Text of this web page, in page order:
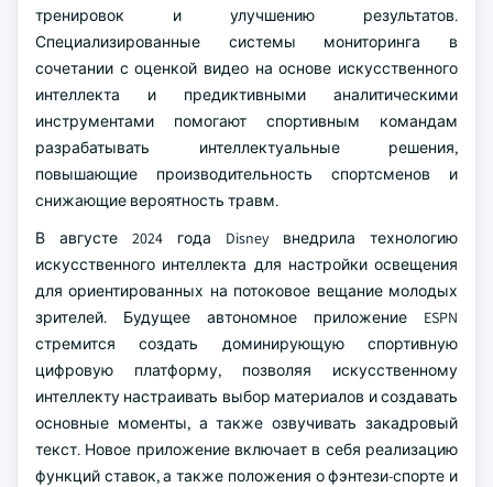
тренировок и улучшению результатов.
Специализированные системы мониторинга в
сочетании с оценкой видео на основе искусственного
интеллекта и предиктивными аналитическими
инструментами помогают спортивным командам
разрабатывать интеллектуальные решения,
повышающие производительность спортсменов и
снижающие вероятность травм.
В августе 2024 года Disney внедрила технологию
искусственного интеллекта для настройки освещения
для ориентированных на потоковое вещание молодых
зрителей. Будущее автономное приложение ESPN
стремится создать доминирующую спортивную
цифровую платформу, позволяя искусственному
интеллекту настраивать выбор материалов и создавать
основные моменты, а также озвучивать закадровый
текст. Новое приложение включает в себя реализацию
функций ставок, а также положения о фэнтези-спорте и